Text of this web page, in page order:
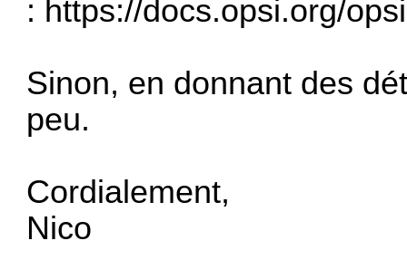
: https://docs.opsi.org/
Sinon, en donnant des
peu.
Cordialement,
Nico